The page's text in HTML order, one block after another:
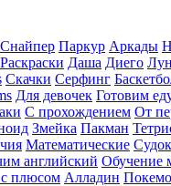
Снайпер Паркур Аркады
Раскраски Даша Диего
Скачки Серфинг
Для девочек Готовим
С прохождением От
Змейка Пакман
Математические
английский Обучение
плюсом Алладин